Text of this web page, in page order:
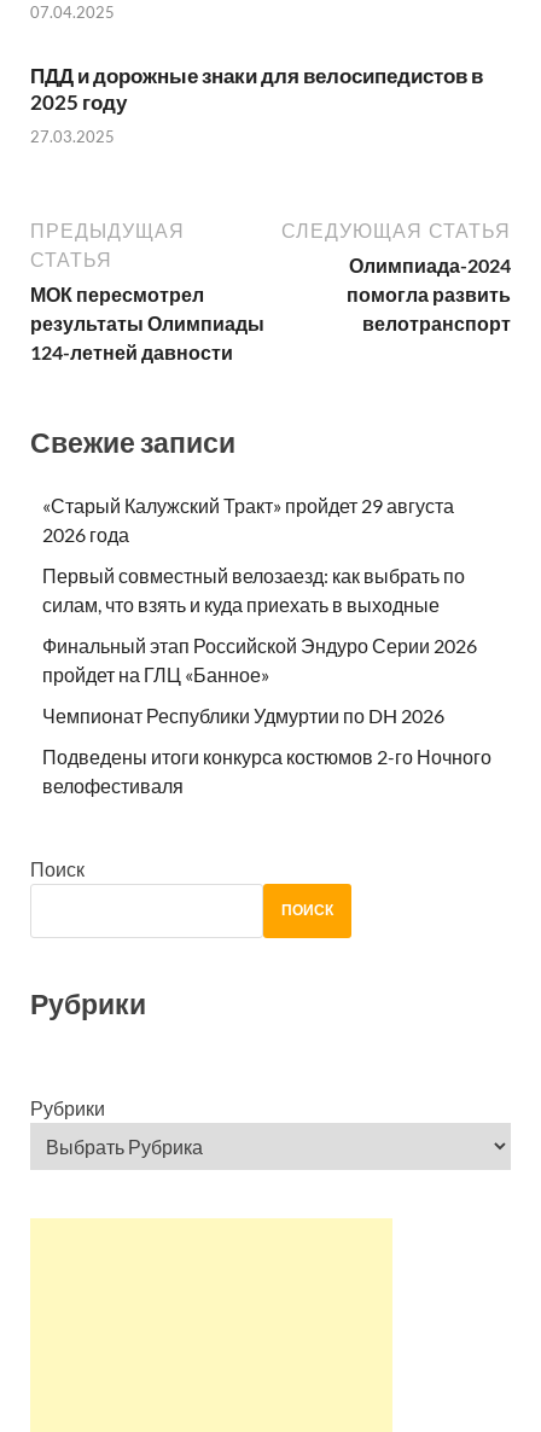
07.04.2025
ПДД и дорожные знаки для велосипедистов в
2025 году
27.03.2025
ПРЕДЫДУЩАЯ
СТАТЬЯ
МОК пересмотрел
результаты Олимпиады
124-летней давности
СЛЕДУЮЩАЯ СТАТЬЯ
Олимпиада-2024
помогла развить
велотранспорт
Свежие записи
«Старый Калужский Тракт» пройдет 29 августа
2026 года
Первый совместный велозаезд: как выбрать по
силам, что взять и куда приехать в выходные
Финальный этап Российской Эндуро Серии 2026
пройдет на ГЛЦ «Банное»
Чемпионат Республики Удмуртии по DH 2026
Подведены итоги конкурса костюмов 2-го Ночного
велофестиваля
Поиск
ПОИСК
Рубрики
Рубрики